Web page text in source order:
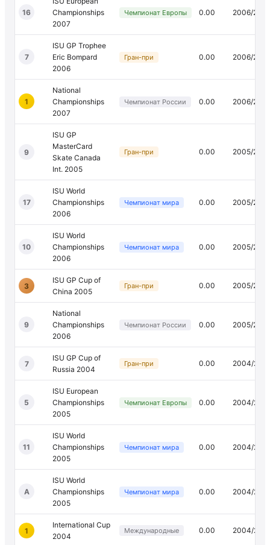
16
Championships
2007
Чемпионат Европы 0.00 2006/
7
ISU GP Trophee
Eric Bompard
2006
Гран-при 0.00 2006/
1
National
Championships
2007
Чемпионат России 0.00 2006/
9
ISU GP
MasterCard
Skate Canada
Int. 2005
Гран-при 0.00 2005/
17
ISU World
Championships
2006
Чемпионат мира 0.00 2005/
10
ISU World
Championships
2006
Чемпионат мира 0.00 2005/
3
ISU GP Cup of
China 2005
Гран-при 0.00 2005/
9
National
Championships
2006
Чемпионат России 0.00 2005/
7
ISU GP Cup of
Russia 2004
Гран-при 0.00 2004/
5
ISU European
Championships
2005
Чемпионат Европы 0.00 2004/
11
ISU World
Championships
2005
Чемпионат мира 0.00 2004/
A
ISU World
Championships
2005
Чемпионат мира 0.00 2004/
1
International Cup
2004
Международные 0.00 2004/